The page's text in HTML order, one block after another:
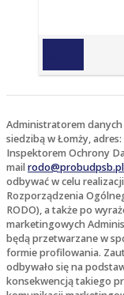
Administratorem danych
siedzibą w Łomży,
Inspektorem Ochrony
mailrodo@probudpsb.pl
odbywać w celu
Rozporządzenia
RODO), a także po
marketingowych
będą przetwarzane w
formie profilowania.
odbywało się na
konsekwencją takiego